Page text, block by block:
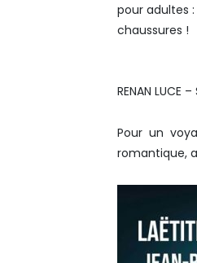
pour adultes
chaussures !
RENAN LUCE
Pour un
romantique,